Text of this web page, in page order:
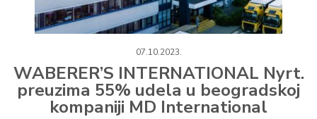
07.10.2023.
WABERER’S INTERNATIONAL Nyrt.
preuzima 55% udela u beogradskoj
kompaniji MD International